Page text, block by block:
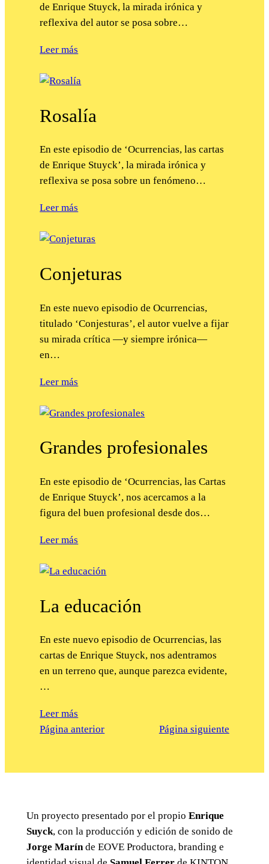
de Enrique Stuyck, la mirada irónica y
reflexiva del autor se posa sobre…
Leer más
Rosalía
En este episodio de ‘Ocurrencias, las cartas
de Enrique Stuyck’, la mirada irónica y
reflexiva se posa sobre un fenómeno…
Leer más
Conjeturas
En este nuevo episodio de Ocurrencias,
titulado ‘Conjesturas’, el autor vuelve a fijar
su mirada crítica —y siempre irónica—
en…
Leer más
Grandes profesionales
En este episodio de ‘Ocurrencias, las Cartas
de Enrique Stuyck’, nos acercamos a la
figura del buen profesional desde dos…
Leer más
La educación
En este nuevo episodio de Ocurrencias, las
cartas de Enrique Stuyck, nos adentramos
en un terreno que, aunque parezca evidente,
…
Leer más
Página anterior
Página siguiente
Un proyecto presentado por el propio Enrique
Suyck, con la producción y edición de sonido de
Jorge Marínde EOVE Productora, branding e